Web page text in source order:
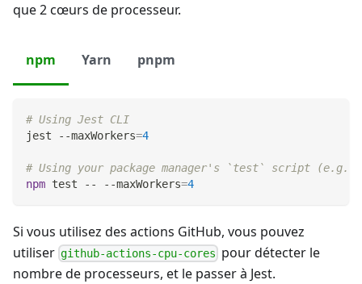
que 2 cœurs de processeur.
npm Yarn pnpm
# Using Jest CLI
jest --maxWorkers=4
# Using your package manager's `test` script (e.g.
npm test -- --maxWorkers=4
Si vous utilisez des actions GitHub, vous pouvez
utiliser github-actions-cpu-cores pour détecter le
nombre de processeurs, et le passer à Jest.